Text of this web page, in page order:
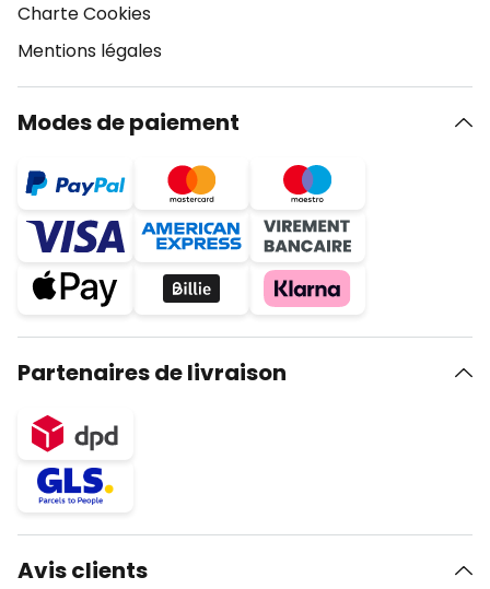
Charte Cookies
Mentions légales
Modes de paiement
Partenaires de livraison
Avis clients